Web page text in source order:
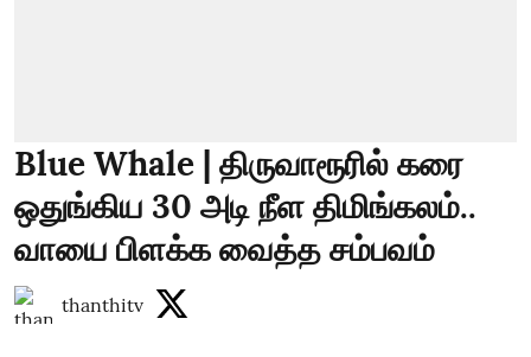
Blue Whale | திருவாரூரில் கரை
ஒதுங்கிய 30 அடி நீள திமிங்கலம்..
வாயை பிளக்க வைத்த சம்பவம்
thanthitv